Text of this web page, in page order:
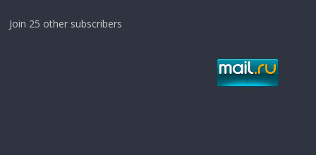
Join 25 other subscribers